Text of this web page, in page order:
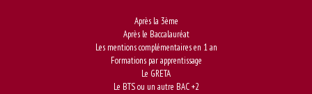
Après la 3ème
Après le Baccalauréat
Les mentions complémentaires en 1 an
Formations par apprentissage
Le GRETA
Le BTS ou un autre BAC +2